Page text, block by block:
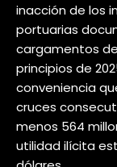
inacción de los
portuarias
cargamentos
principios de
conveniencia
cruces
menos 564
utilidad ilícita